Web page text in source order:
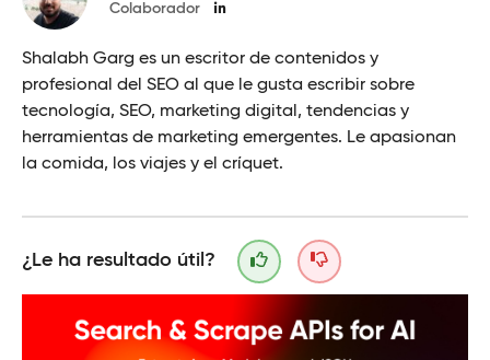
Colaborador
Shalabh Garg es un escritor de contenidos y
profesional del SEO al que le gusta escribir sobre
tecnología, SEO, marketing digital, tendencias y
herramientas de marketing emergentes. Le apasionan
la comida, los viajes y el críquet.
¿Le ha resultado útil?